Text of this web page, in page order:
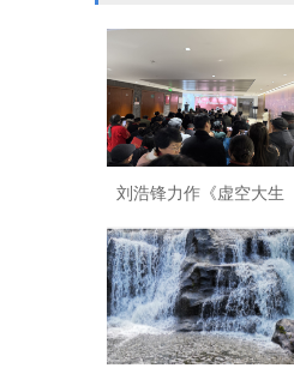
刘浩锋力作《虚空大生
命》入选2025荣宝斋全国
书画展